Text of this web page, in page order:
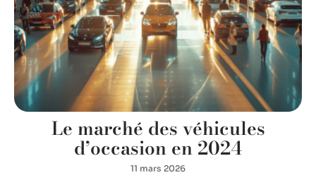
Le marché des véhicules
d’occasion en 2024
11 mars 2026